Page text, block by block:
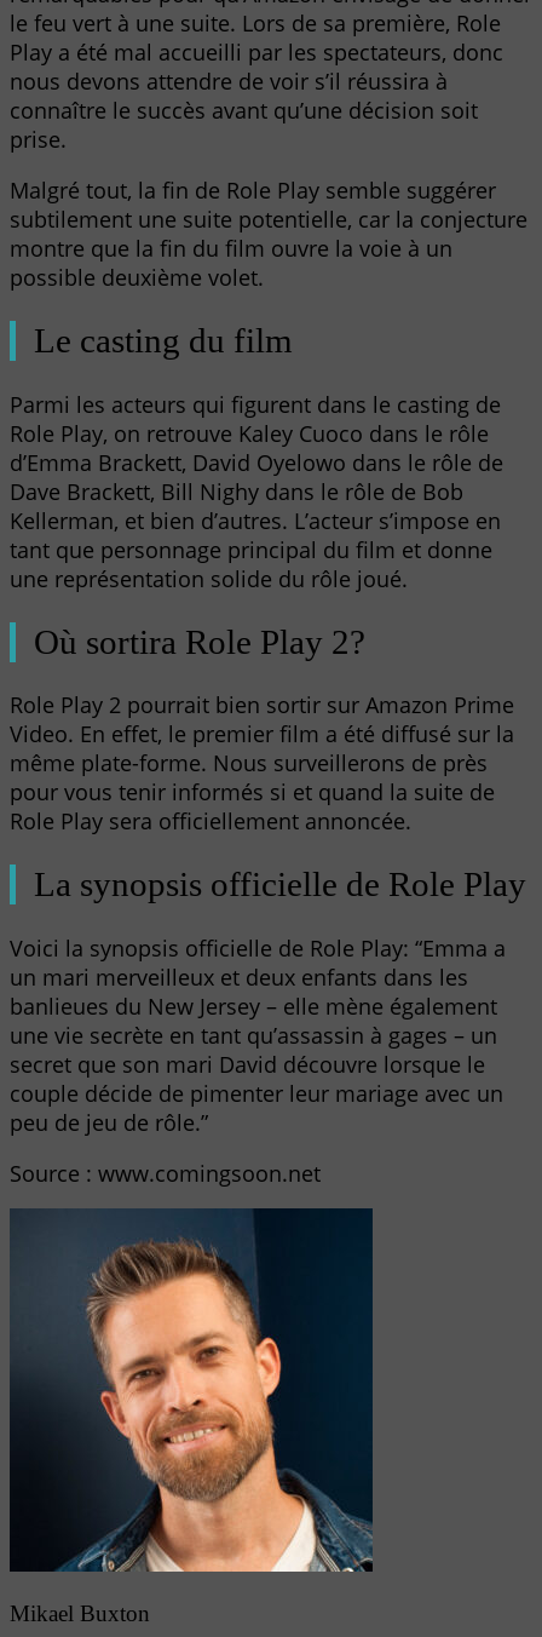
le feu vert à une suite. Lors de sa première, Role
Play a été mal accueilli par les spectateurs, donc
nous devons attendre de voir s’il réussira à
connaître le succès avant qu’une décision soit
prise.
Malgré tout, la fin de Role Play semble suggérer
subtilement une suite potentielle, car la conjecture
montre que la fin du film ouvre la voie à un
possible deuxième volet.
Le casting du film
Parmi les acteurs qui figurent dans le casting de
Role Play, on retrouve Kaley Cuoco dans le rôle
d’Emma Brackett, David Oyelowo dans le rôle de
Dave Brackett, Bill Nighy dans le rôle de Bob
Kellerman, et bien d’autres. L’acteur s’impose en
tant que personnage principal du film et donne
une représentation solide du rôle joué.
Où sortira Role Play 2?
Role Play 2 pourrait bien sortir sur Amazon Prime
Video. En effet, le premier film a été diffusé sur la
même plate-forme. Nous surveillerons de près
pour vous tenir informés si et quand la suite de
Role Play sera officiellement annoncée.
La synopsis officielle de Role Play
Voici la synopsis officielle de Role Play: “Emma a
un mari merveilleux et deux enfants dans les
banlieues du New Jersey – elle mène également
une vie secrète en tant qu’assassin à gages – un
secret que son mari David découvre lorsque le
couple décide de pimenter leur mariage avec un
peu de jeu de rôle.”
Source : www.comingsoon.net
Mikael Buxton